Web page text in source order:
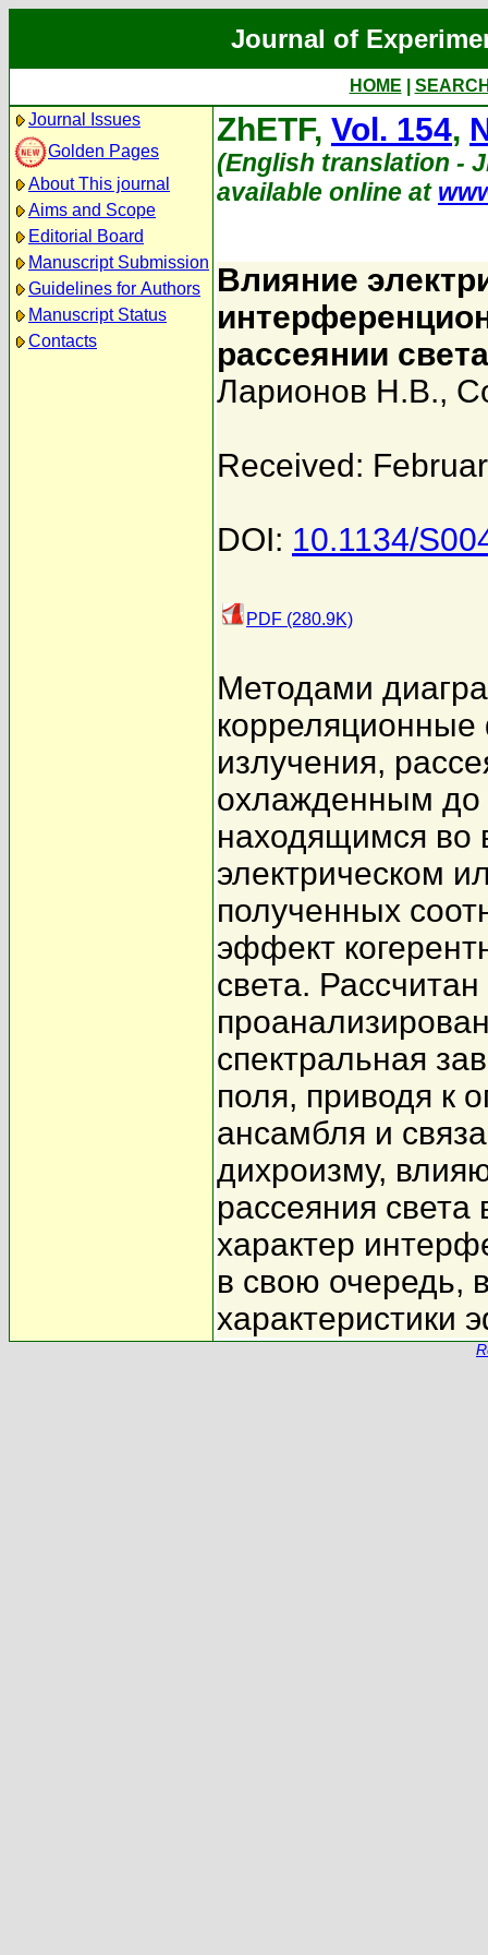
Journal of
HOME
Journal Issues
Golden Pages
About This journal
Aims and Scope
Editorial Board
Manuscript Submission
Guidelines for Authors
Manuscript Status
Contacts
ZhETF, Vol. 154,
(English translation -
available online at
Влияние
рассеянии
Ларионов Н.В.,
Received:
DOI: 10.1134/
PDF (280.9K)
Методами
корреляционные
излучения,
охлажденным до
находящимся во
электрическом
полученных
эффект
света.
спектральная
поля, приводя к
ансамбля и
дихроизму,
рассеяния света
характер
в свою очередь,
характеристики